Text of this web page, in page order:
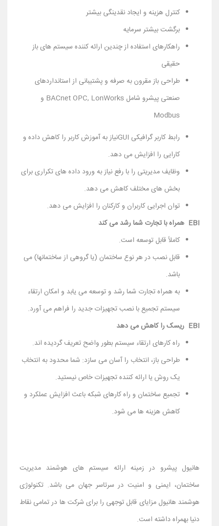
کنترل هزینه و ایجاد نقدینگی بیشتر
برگشت بیشتر سرمایه
راهکارهای استفاده از چندین ارائه کننده سیستم های باز
حقیقی
طراحی باز مقرون به صرفه و پشتیبانی از استانداردهای
صنعتی پیشرو شامل BACnet OPC, LonWorks و
Modbus
رابط کاربر گرافیکی GUIنیاز به آموزش کاربر را کاهش داده و
کارایی را افزایش می دهد.
وظایف مدیریتی را با رفع نیاز به ورود داده های تکراری برای
بخش های مختلف کاهش می دهد.
توان اجرایی کاربران و کارکنان را افزایش می دهد.
EBI همراه با تجارت شما رشد می کند
کاملاً قابل توسعه است.
قابل نصب در هر نوع ساختمان (یا گروهی از ساختمانها) می
باشد.
به همراه تجارت شما رشد و توسعه می یابد و امکان ارتقاء
سیستم تجمیع با نصب تجهیزات جدید را فراهم می آورد.
EBI ریسک را کاهش می دهد
راه کارهای ارتقاء سیستم بطور واضح تعریف گردیده اند.
طراحی باز، انتخاب را آسان می سازد: شما محدود به انتخاب
یک روش یا ارائه کننده تجهیزات خاص نیستید.
تجمیع ساختمان و راه کارهای شبکه باعث افزایش عملکرد و
کاهش هزینه ها می شود.
هانیول پیشرو در زمینه ارائه سیستم های هوشمند مدیریت
ساختمان، ایمنی و امنیت در سرتاسر جهان می باشد. تکنولوژی
هوشمند هانیول مزایای قابل توجهی را برای شرکت ها در تمامی نقاط
دنیا بهمراه داشته است.